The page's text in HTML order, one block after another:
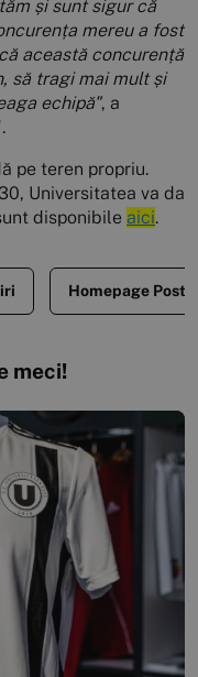
și sunt sigur că
mereu a fost
această concurență
să tragi mai mult și
echipă", a
pe teren propriu.
Universitatea va da
disponibile aici.
Homepage Posts
meci!